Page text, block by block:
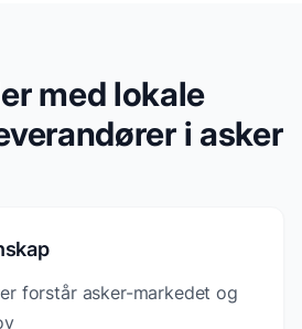
med lokale
i asker
forstår asker-markedet og